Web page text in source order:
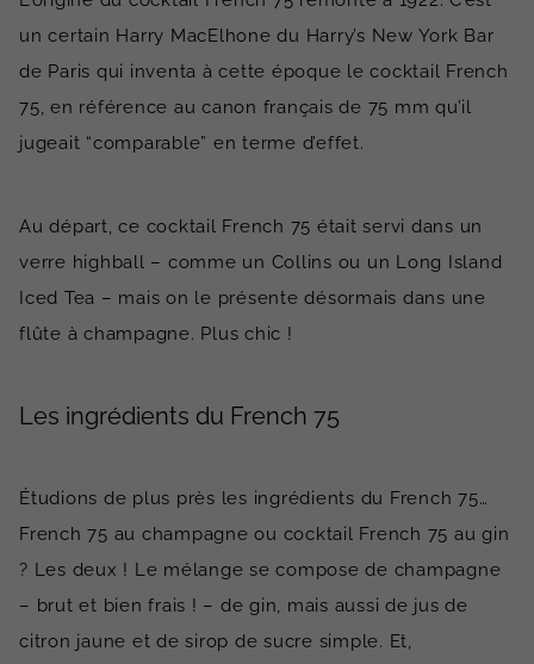
un certain Harry MacElhone du Harry’s New York Bar
de Paris qui inventa à cette époque le cocktail French
75, en référence au canon français de 75 mm qu’il
jugeait “comparable” en terme d’effet.
Au départ, ce cocktail French 75 était servi dans un
verre highball – comme un Collins ou un Long Island
Iced Tea – mais on le présente désormais dans une
flûte à champagne. Plus chic !
Les ingrédients du French 75
Étudions de plus près les ingrédients du French 75…
French 75 au champagne ou cocktail French 75 au gin
? Les deux ! Le mélange se compose de champagne
– brut et bien frais ! – de gin, mais aussi de jus de
citron jaune et de sirop de sucre simple. Et,